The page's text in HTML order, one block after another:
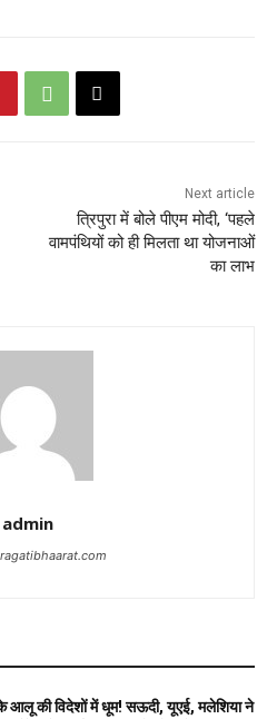
Next article
त्रिपुरा में बोले पीएम मोदी, ‘पहले
वामपंथियों को ही मिलता था योजनाओं
का लाभ
admin
आलू की विदेशों में धूम! सऊदी, यूएई, मलेशिया ने